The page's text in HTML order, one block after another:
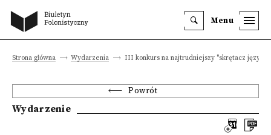
Menu
Strona główna Wydarzenia III konkurs na najtrudniejszy "skrętacz języka"
Powrót
Wydarzenie